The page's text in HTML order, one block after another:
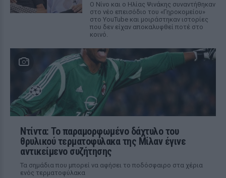
Ο Νίνο και ο Ηλίας Ψινάκης συναντήθηκαν
στο νέο επεισόδιο του «Γηροκομείου»
στο YouTube και μοιράστηκαν ιστορίες
που δεν είχαν αποκαλυφθεί ποτέ στο
κοινό.
Ντίντα: Το παραμορφωμένο δάχτυλο του
θρυλικού τερματοφύλακα της Μίλαν έγινε
αντικείμενο συζήτησης
Τα σημάδια που μπορεί να αφήσει το ποδόσφαιρο στα χέρια
ενός τερματοφύλακα